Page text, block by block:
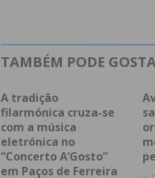
TAMBÉM PODE
A tradição
filarmónica cruza-se
com a música
eletrónica no
“Concerto A’Gosto”
em Paços de Ferreira